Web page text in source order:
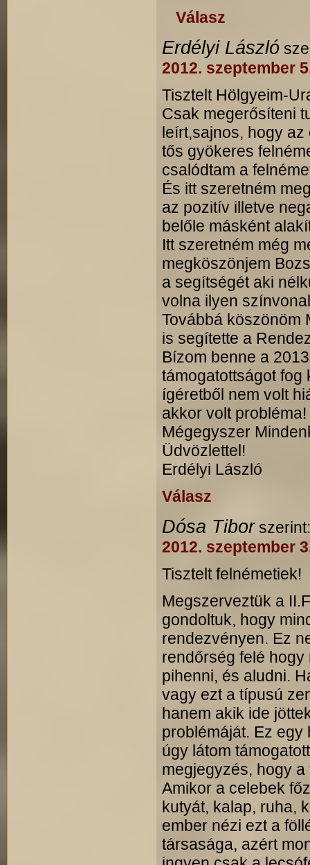
Válasz
Erdélyi László
2012. szeptember
Tisztelt Hölgyeim-
Csak megerősíteni
leírt,sajnos, hogy
tős gyökeres
csalódtam a
És itt szeretném
az pozitív illetve
belőle másként
Itt szeretném még
megköszönjem
a segítségét aki
volna ilyen
Továbbá köszönöm
is segítette a
Bízom benne a
támogatottságot fog
ígéretből nem volt
akkor volt probléma!
Mégegyszer
Üdvözlettel!
Erdélyi László
Válasz
Dósa Tibor szerint:
2012. szeptember
Tisztelt felnémetiek!
Megszerveztük a
gondoltuk, hogy
rendezvényen. Ez
rendőrség felé
pihenni, és aludni.
vagy ezt a típusú
hanem akik ide
problémáját. Ez
úgy látom
megjegyzés, hogy
Amikor a celebek
kutyát, kalap, ruha,
ember nézi ezt a
társasága, azért